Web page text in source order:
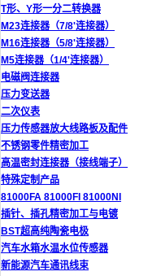
T形、Y形一分二转换器
M23连接器（7/8'连接器）
M16连接器（5/8'连接器）
M5连接器（1/4'连接器）
电磁阀连接器
压力变送器
二次仪表
压力传感器放大线路板及配件
不锈钢零件精密加工
高温密封连接器（接线端子）
特殊定制产品
81000FA 81000FI 81000NI
插针、插孔精密加工与电镀
BST超高纯陶瓷电极
汽车水箱水温水位传感器
新能源汽车通讯线束